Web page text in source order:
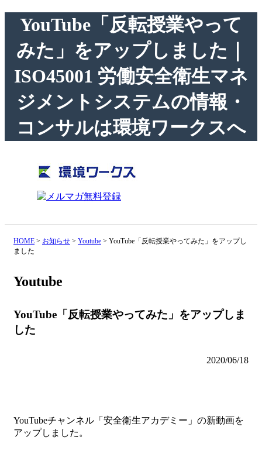
YouTube「反転授業やって
みた」をアップしました｜
ISO45001 労働安全衛生マネ
ジメントシステムの情報・
コンサルは環境ワークスへ
HOME > お知らせ > Youtube > YouTube「反転授業やってみた」をアップし
ました
Youtube
YouTube「反転授業やってみた」をアップしま
した
2020/06/18
YouTubeチャンネル「安全衛生アカデミー」の新動画を
アップしました。